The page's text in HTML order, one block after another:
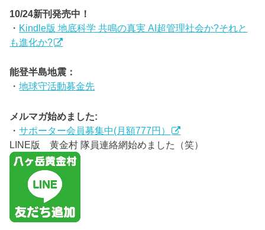
10/24新刊発売中！
・ Kindle版 地底科学 共鳴の真実 AI超管理社会か?それと
も進化か?
能登半島地震：
・地球守活動募金先
メルマガ始めました:
・サポーター会員募集中(月額777円）
LINE版 黄金村 隊員連絡網始めました（笑）